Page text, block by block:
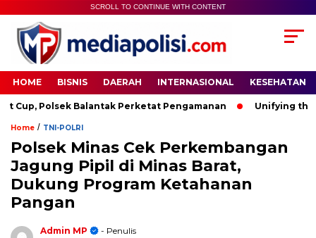
SCROLL TO CONTINUE WITH CONTENT
HOME BISNIS DAERAH INTERNASIONAL KESEHATAN
Polsek Balantak Perketat Pengamanan Unifying the
Home / TNI-POLRI
Polsek Minas Cek Perkembangan
Jagung Pipil di Minas Barat,
Dukung Program Ketahanan
Pangan
Admin MP
- Penulis